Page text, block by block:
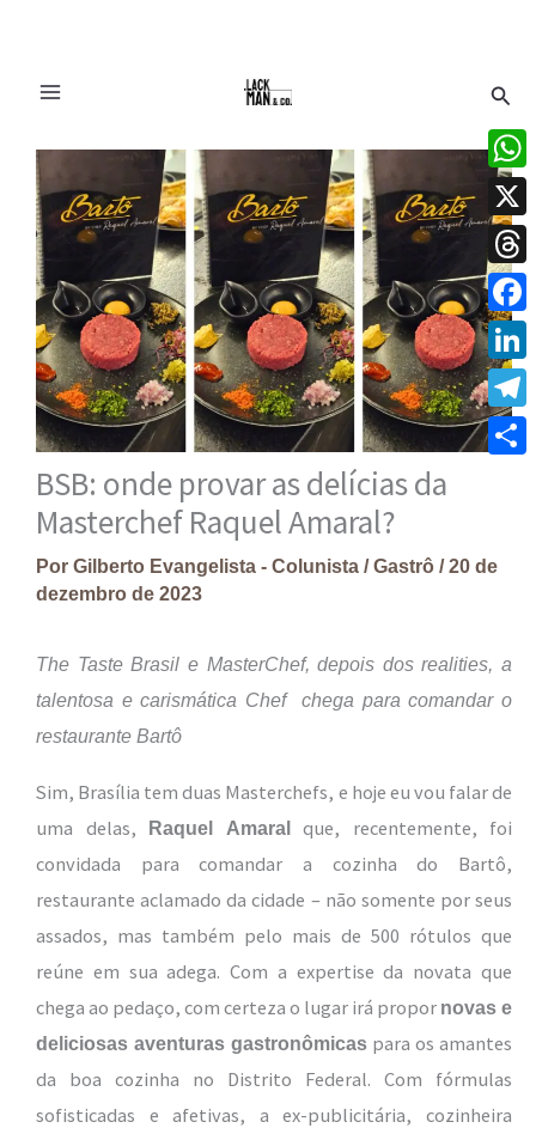
conteúdo
BSB: onde provar as delícias da
Masterchef Raquel Amaral?
Por Gilberto Evangelista - Colunista /Gastrô /20 de
dezembro de 2023
The Taste Brasil e MasterChef, depois dos realities, a
talentosa e carismática Chef chega para comandar o
restaurante Bartô
Sim, Brasília tem duas Masterchefs, e hoje eu vou falar de
uma delas,
Raquel Amaralque, recentemente, foi
convidada para comandar a cozinha do Bartô,
restaurante aclamado da cidade – não somente por seus
assados, mas também pelo mais de 500 rótulos que
reúne em sua adega. Com a expertise da novata que
chega ao pedaço, com certeza o lugar irá propor novas e
deliciosas aventuras gastronômicas para os amantes
da boa cozinha no Distrito Federal. Com fórmulas
sofisticadas e afetivas, a ex-publicitária, cozinheira
X